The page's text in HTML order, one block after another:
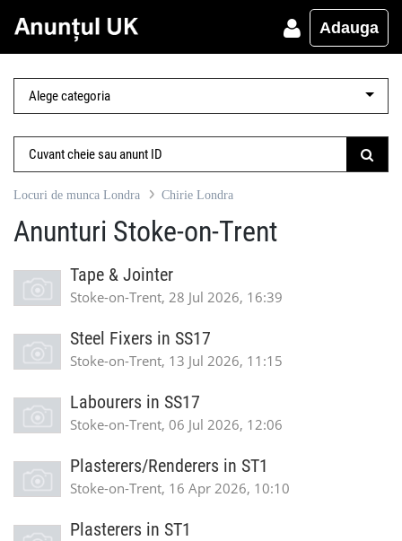
Adauga
Locuri de munca Londra Chirie Londra
Anunturi Stoke-on-Trent
Tape & Jointer
Stoke-on-Trent, 28 Jul 2026, 16:39
Steel Fixers in SS17
Stoke-on-Trent, 13 Jul 2026, 11:15
Labourers in SS17
Stoke-on-Trent, 06 Jul 2026, 12:06
Plasterers/Renderers in ST1
Stoke-on-Trent, 16 Apr 2026, 10:10
Plasterers in ST1